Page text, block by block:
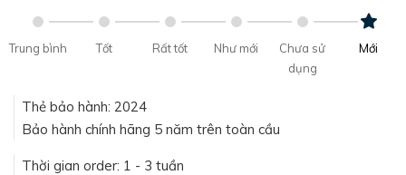
Trung bình Tốt Rất tốt Như mới
Chưa sử
dụng
Mới
Thẻ bảo hành: 2024
Bảo hành chính hãng 5 năm trên toàn cầu
Thời gian order: 1 - 3 tuần